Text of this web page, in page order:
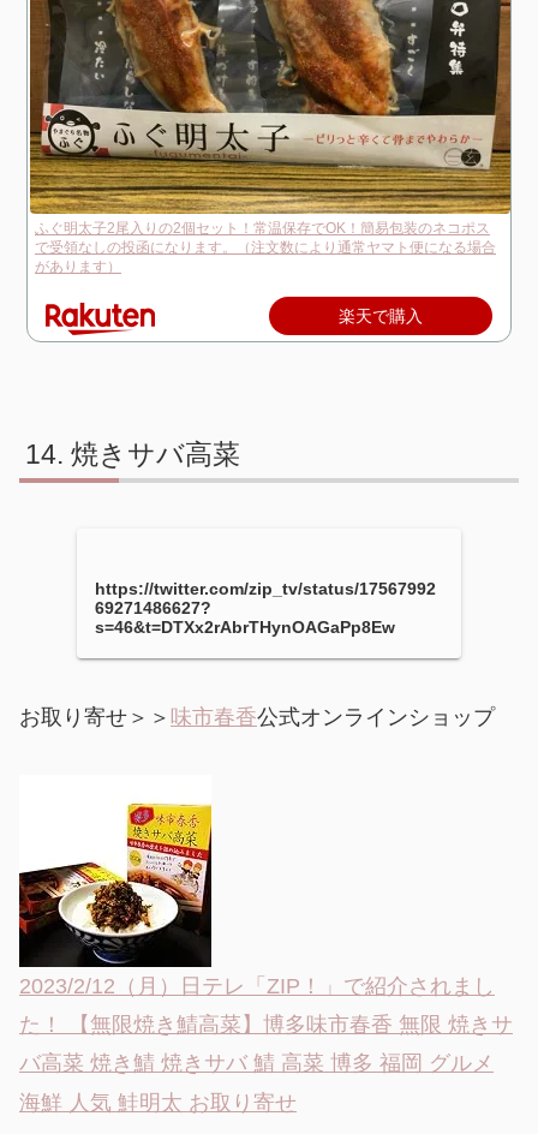
ふぐ明太子2尾入りの2個セット！常温保存でOK！簡易包装のネコポス
で受領なしの投函になります。（注文数により通常ヤマト便になる場合
があります）
楽天で購入
焼きサバ高菜
https://twitter.com/zip_tv/status/17567992
69271486627?
s=46&t=DTXx2rAbrTHynOAGaPp8Ew
お取り寄せ＞＞ 味市春香公式オンラインショップ
2023/2/12（月）日テレ「ZIP！」で紹介されまし
た！ 【無限焼き鯖高菜】博多味市春香 無限 焼きサ
バ高菜 焼き鯖 焼きサバ 鯖 高菜 博多 福岡 グルメ
海鮮 人気 鮭明太 お取り寄せ